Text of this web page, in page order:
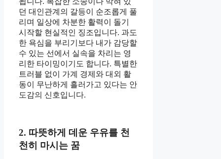
던 대인관계의 갈등이 순조롭게 풀
리며 일상에 차분한 활력이 돌기
시작할 현실적인 징조입니다. 과도
한 욕심을 부리기보다 내가 감당할
수 있는 선에서 실속을 차리는 영
리한 타이밍이기도 합니다. 특별한
트러블 없이 가계 경제와 대외 활
동이 무난하게 흘러가고 있다는 안
도감의 신호입니다.
2. 따뜻하게 데운 우유를 천
천히 마시는 꿈